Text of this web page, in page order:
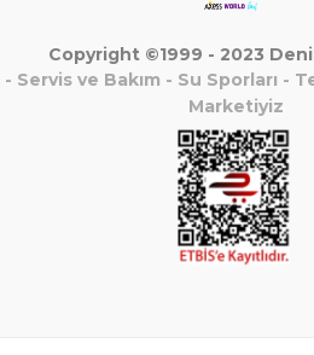
Copyright ©1999 - 2023
- Servis ve Bakım - Su Sporları -
Marketiyiz